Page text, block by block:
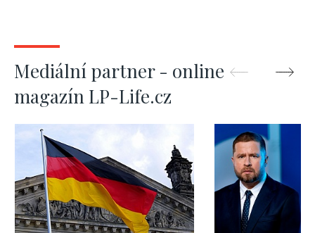
Mediální partner - online
magazín LP-Life.cz